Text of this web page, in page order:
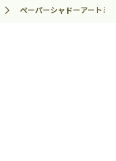
ペーパーシャドーアート